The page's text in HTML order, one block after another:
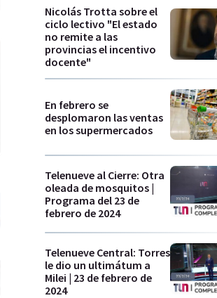
Nicolás Trotta sobre el
ciclo lectivo "El estado
no remite a las
provincias el incentivo
docente"
En febrero se
desplomaron las ventas
en los supermercados
Telenueve al Cierre: Otra
oleada de mosquitos |
Programa del 23 de
febrero de 2024
Telenueve Central: Torres
le dio un ultimátum a
Milei | 23 de febrero de
2024